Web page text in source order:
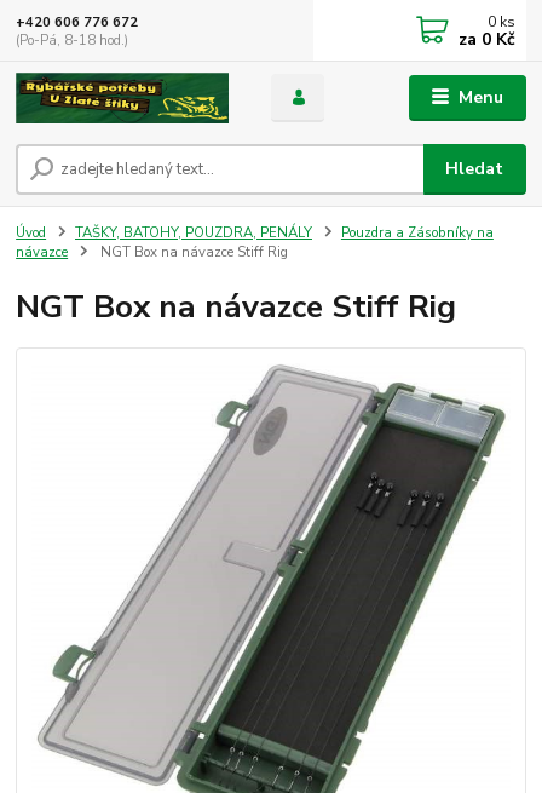
Menu
Hledat
+420 606 776 672
(Po-Pá, 8-18 hod.)
0 ks
za 0 Kč
Úvod TAŠKY, BATOHY, POUZDRA, PENÁLY
Pouzdra a Zásobníky na
návazce
NGT Box na návazce Stiff Rig
NGT Box na návazce Stiff Rig